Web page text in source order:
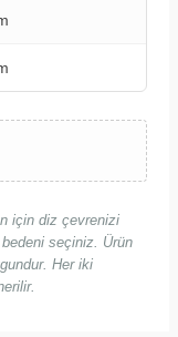
için diz çevrenizi
seçiniz. Ürün
Her iki